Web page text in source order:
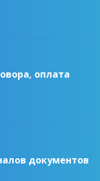
оплата
документов